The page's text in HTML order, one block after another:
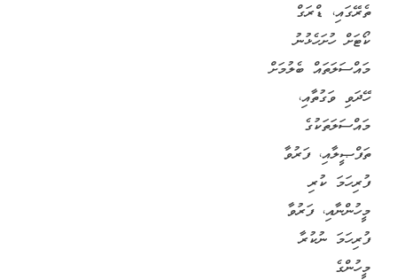
ތެރޭގައި، ޑްރަގް
ކޯޓަށް ހުށަހެޅުނު
މައްސަލަތައް ބެލުމަށް
ހޭދަވި ވަގުތާއި،
މައްސަލަތަކުގެ
ތަފްޞީލާއި، ފަރުވާ
ފުރިހަމަ ކުރި
މީހުންނާއި، ފަރުވާ
ފުރިހަމަ ނުކުރާ
މީހުންގެ